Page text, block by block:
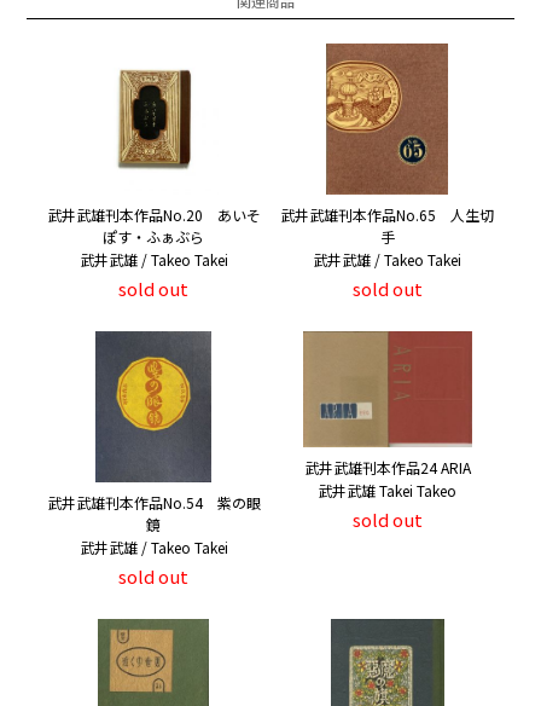
武井武雄刊本作品No.20 あいそ
ぽす・ふぁぶら
武井武雄 / Takeo Takei
sold out
武井武雄刊本作品No.65 人生切
手
武井武雄 / Takeo Takei
sold out
武井武雄刊本作品No.54 紫の眼
鏡
武井武雄 / Takeo Takei
sold out
武井武雄刊本作品24 ARIA
武井武雄 Takei Takeo
sold out